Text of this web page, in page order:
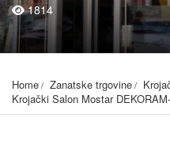
1814
Home Zanatske trgovine
Krojački Salon Mostar